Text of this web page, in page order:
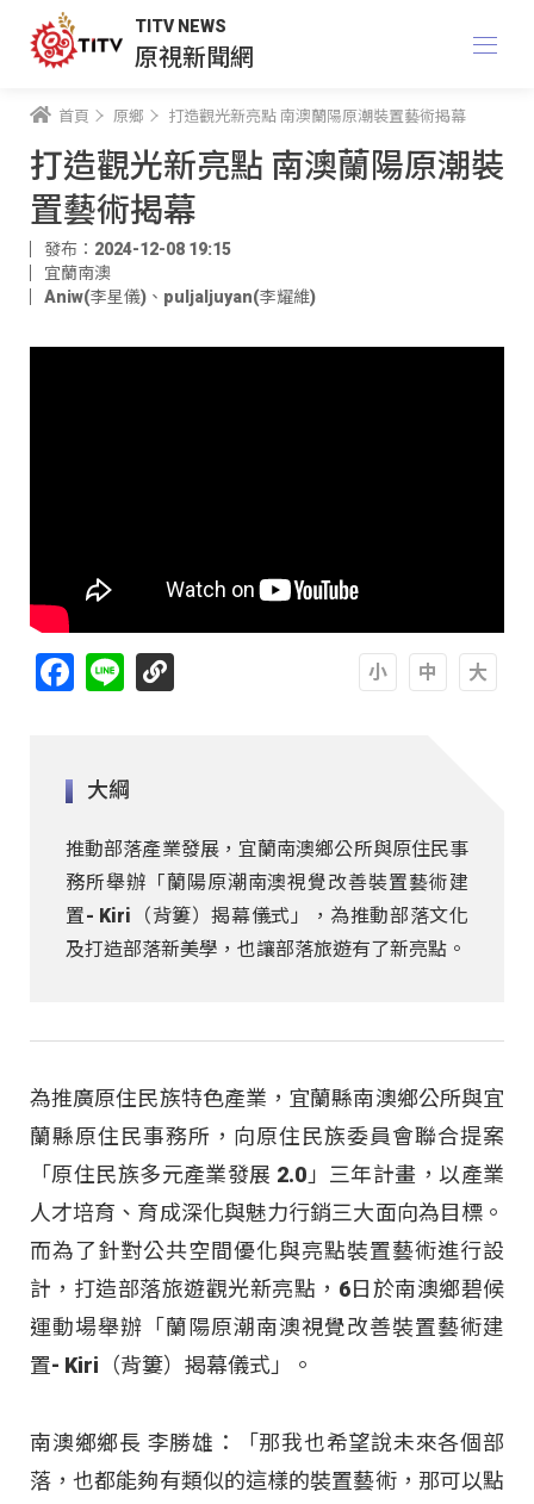
TITV NEWS
原視新聞網
首頁 原鄉 打造觀光新亮點 南澳蘭陽原潮裝置藝術揭幕
打造觀光新亮點 南澳蘭陽原潮裝
置藝術揭幕
發布：2024-12-08 19:15
宜蘭南澳
Aniw(李星儀) 、 puljaljuyan(李耀維)
Facebook
Line
大綱
推動部落產業發展，宜蘭南澳鄉公所與原住民事
務所舉辦「蘭陽原潮南澳視覺改善裝置藝術建
置- Kiri（背簍）揭幕儀式」，為推動部落文化
及打造部落新美學，也讓部落旅遊有了新亮點。
為推廣原住民族特色產業，宜蘭縣南澳鄉公所與宜
蘭縣原住民事務所，向原住民族委員會聯合提案
「原住民族多元產業發展 2.0」三年計畫，以產業
人才培育、育成深化與魅力行銷三大面向為目標。
而為了針對公共空間優化與亮點裝置藝術進行設
計，打造部落旅遊觀光新亮點，6日於南澳鄉碧候
運動場舉辦「蘭陽原潮南澳視覺改善裝置藝術建
置- Kiri（背簍）揭幕儀式」。
南澳鄉鄉長 李勝雄：「那我也希望說未來各個部
落，也都能夠有類似的這樣的裝置藝術，那可以點